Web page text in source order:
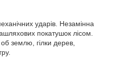
ударів. Незамінна
покатушок лісом.
землю, гілки дерев,